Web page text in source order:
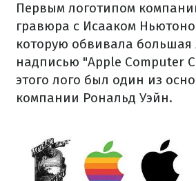
Первым логотипом
гравюра с Исааком
которую обвивала большая
надписью "Apple Computer
этого лого был один из
компании Рональд Уэйн.